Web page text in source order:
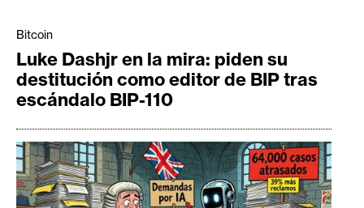
Bitcoin
Luke Dashjr en la mira: piden su
destitución como editor de BIP tras
escándalo BIP-110